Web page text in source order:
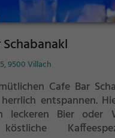
9500 Villach
Cafe Bar
entspannen.
leckeren Bier oder